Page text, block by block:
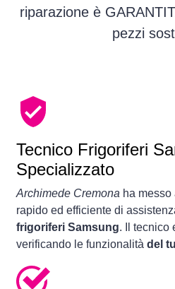
riparazione è
pezzi
Tecnico Frigoriferi
Specializzato
Archimede Cremona ha
rapido ed efficiente di
frigoriferi Samsung. Il tecnico
verificando le funzionalità del